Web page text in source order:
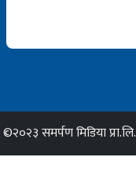
©२०२३ समर्पण मिडिया प्रा.लि.